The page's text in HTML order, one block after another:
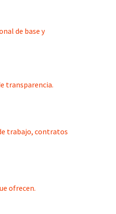
de base y
transparencia.
trabajo, contratos
ofrecen.